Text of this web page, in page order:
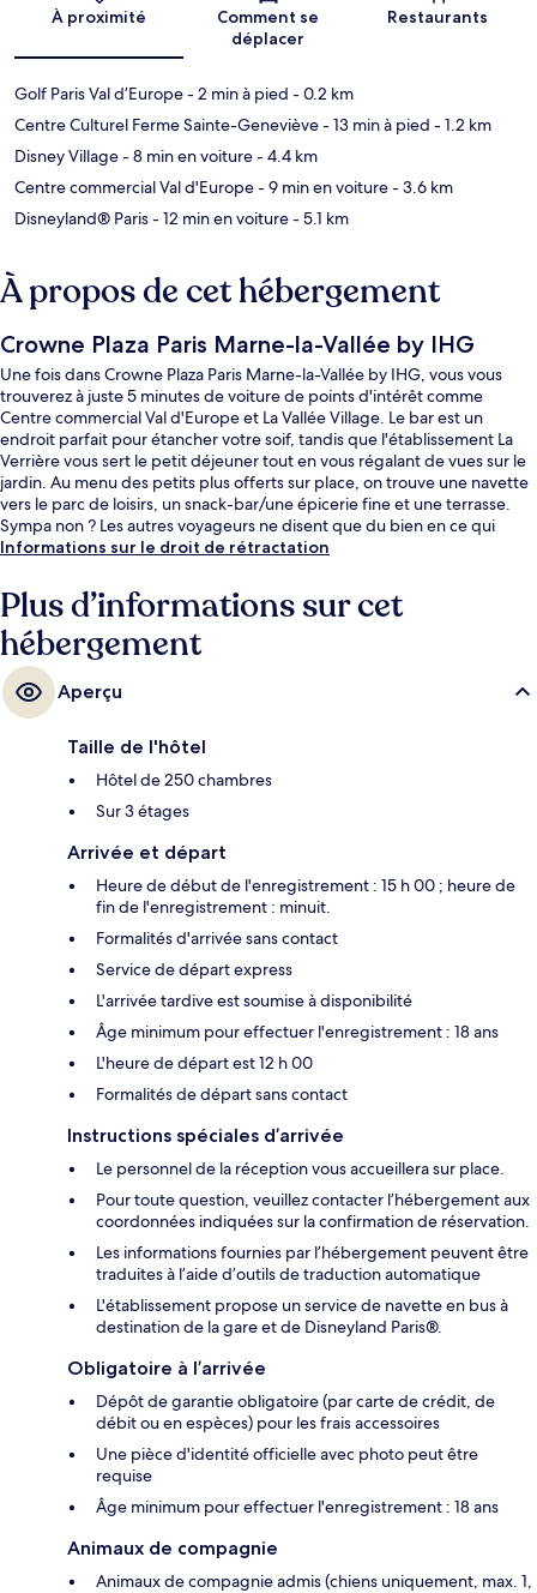
À proximité
Comment se
déplacer
Restaurants
Golf Paris Val d’Europe- 2 min à pied - 0.2 km
Centre Culturel Ferme Sainte-Geneviève- 13 min à pied - 1.2 km
Disney Village- 8 min en voiture- 4.4 km
Centre commercial Val d'Europe- 9 min en voiture- 3.6 km
Disneyland® Paris- 12 min en voiture- 5.1 km
À propos de cet hébergement
Crowne Plaza Paris Marne-la-Vallée by IHG
Une fois dans Crowne Plaza Paris Marne-la-Vallée by IHG, vous vous
trouverez à juste 5 minutes de voiture de points d'intérêt comme
Centre commercial Val d'Europe et La Vallée Village. Le bar est un
endroit parfait pour étancher votre soif, tandis que l'établissement La
Verrière vous sert le petit déjeuner tout en vous régalant de vues sur le
jardin. Au menu des petits plus offerts sur place, on trouve une navette
vers le parc de loisirs, un snack-bar/une épicerie fine et une terrasse.
Sympa non ? Les autres voyageurs ne disent que du bien en ce qui
concerne le personnel attentionné.
Informations sur le droit de rétractation
Plus d’informations sur cet
hébergement
Aperçu
Taille de l'hôtel
Hôtel de 250 chambres
Sur 3 étages
Arrivée et départ
Heure de début de l'enregistrement : 15 h 00 ; heure de
fin de l'enregistrement : minuit.
Formalités d'arrivée sans contact
Service de départ express
L'arrivée tardive est soumise à disponibilité
Âge minimum pour effectuer l'enregistrement : 18 ans
L'heure de départ est 12 h 00
Formalités de départ sans contact
Instructions spéciales d’arrivée
Le personnel de la réception vous accueillera sur place.
Pour toute question, veuillez contacter l’hébergement aux
coordonnées indiquées sur la confirmation de réservation.
Les informations fournies par l’hébergement peuvent être
traduites à l’aide d’outils de traduction automatique
L'établissement propose un service de navette en bus à
destination de la gare et de Disneyland Paris®.
Obligatoire à l’arrivée
Dépôt de garantie obligatoire (par carte de crédit, de
débit ou en espèces) pour les frais accessoires
Une pièce d'identité officielle avec photo peut être
requise
Âge minimum pour effectuer l'enregistrement : 18 ans
Animaux de compagnie
Animaux de compagnie admis (chiens uniquement, max. 1,